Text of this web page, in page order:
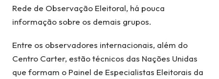
Rede de Observação Eleitoral, há pouca
informação sobre os demais grupos.
Entre os observadores internacionais, além do
Centro Carter, estão técnicos das Nações Unidas
que formam o Painel de Especialistas Eleitorais da